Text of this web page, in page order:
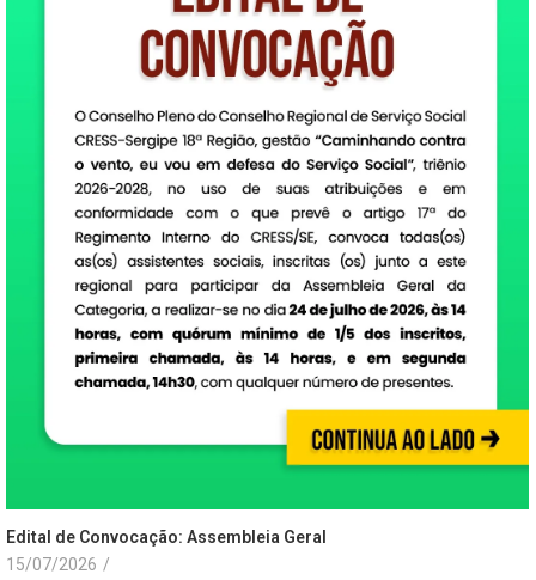
Edital de Convocação: Assembleia Geral
15/07/2026 /